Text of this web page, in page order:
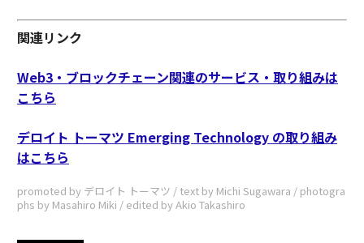
関連リンク
Web3・ブロックチェーン関連のサービス・取り組みは
こちら
デロイト トーマツ Emerging Technology の取り組み
はこちら
promoted by デロイト トーマツ / text by Michi Sugawara / photogra
phs by Masahiro Miki / edited by Akio Takashiro